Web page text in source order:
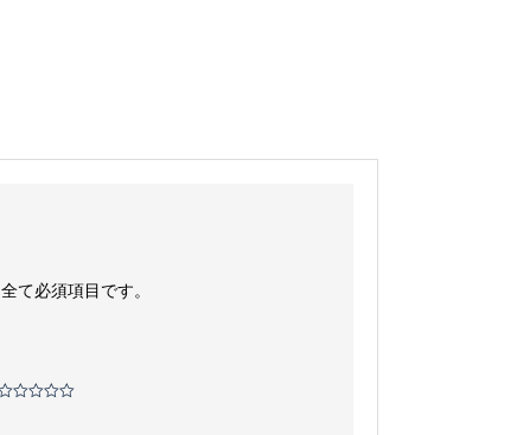
全て必須項目です。